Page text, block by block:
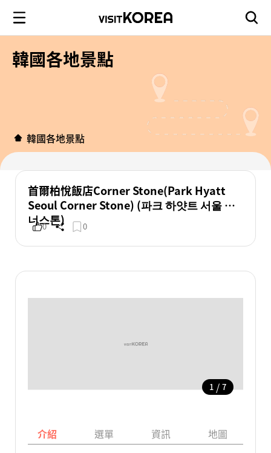
韓國各地景點
韓國各地景點
首爾柏悅飯店Corner Stone(Park Hyatt
Seoul Corner Stone) (파크 하얏트 서울 코
너스톤)
0 0
1 / 7
介紹 選單 資訊 地圖